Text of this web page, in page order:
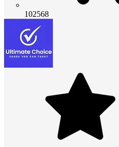
102568